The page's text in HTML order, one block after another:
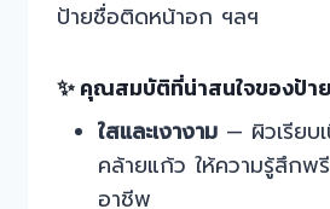
ป้ายชื่อติดหน้าอก ฯลฯ
✨ คุณสมบัติที่น่าสนใจของป้า
ใสและเงางาม— ผิวเรียบ
คล้ายแก้ว ให้ความรู้สึกพ
อาชีพ